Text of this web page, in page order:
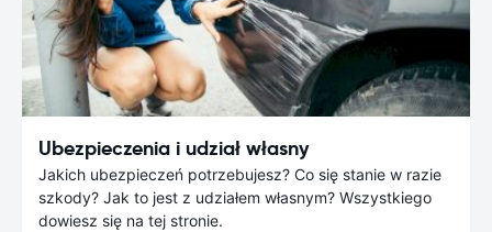
Ubezpieczenia i udział własny
Jakich ubezpieczeń potrzebujesz? Co się stanie w razie
szkody? Jak to jest z udziałem własnym? Wszystkiego
dowiesz się na tej stronie.